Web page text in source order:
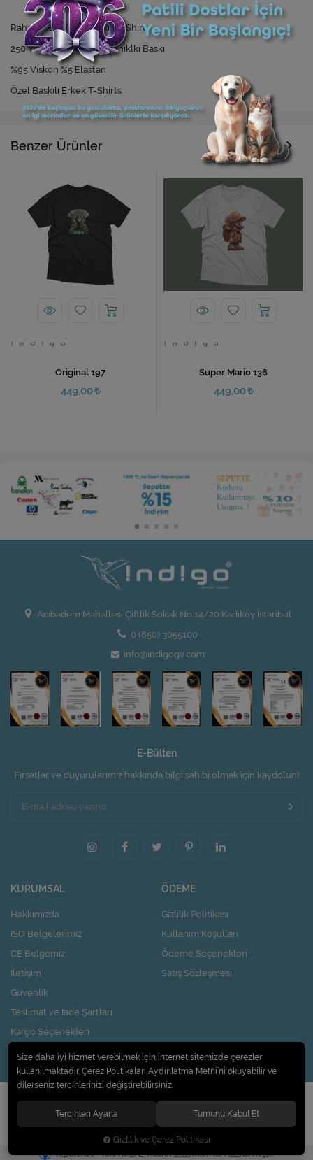
Rahat Kesim Özel Baskılı T-Shirt
250 Yıkamaya Kadar Dayanıklkı Baskı
%95 Viskon %5 Elastan
Özel Baskılı Erkek T-Shirts
Benzer Ürünler
Original 197
449,00
Super Mario 136
449,00
Acıbadem Mahallesi Çiftlik Sokak No:14/20 Kadıköy İstanbul
0 (850) 3055100
info@indigogv.com
E-Bülten
Fırsatlar ve duyurularımız hakkında bilgi sahibi olmak için kaydolun!
KURUMSAL
Hakkımızda
ISO Belgelerimiz
CE Belgemiz
İletişim
Güvenlik
Teslimat ve İade Şartları
Kargo Seçenekleri
Nasıl Kupon Kazanırım?
ÖDEME
Gizlilik Politikası
Kullanım Koşulları
Ödeme Seçenekleri
Satış Sözleşmesi
© 2020Pi Design İç ve Dış Ticaret Limited Şirketi. Tüm hakları saklıdır.
Hipotenüs Yeni Nesil E-Ticaret Sistemleri ile Hazırlanmıştır.
Size daha iyi hizmet verebilmek için internet sitemizde çerezler
kullanılmaktadır. Çerez Politikaları Aydınlatma Metni’ni okuyabilir ve
dilerseniz tercihlerinizi değiştirebilirsiniz.
Tercihleri Ayarla Tümünü Kabul Et
Gizlilik ve Çerez Politikası